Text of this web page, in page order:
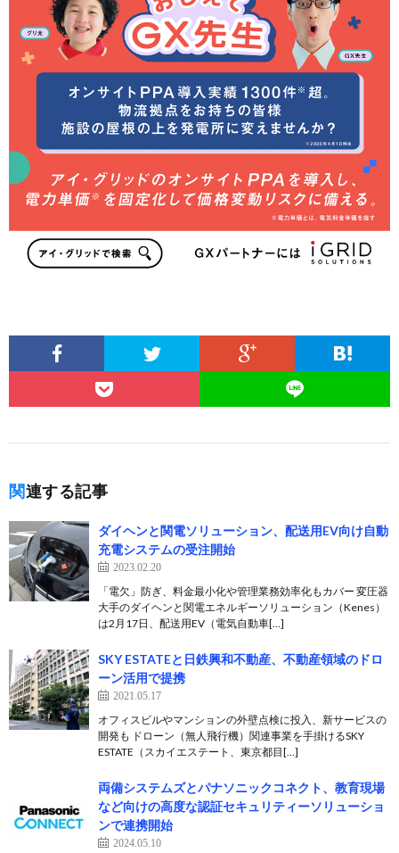
関連する記事
ダイヘンと関電ソリューション、配送用EV向け自動
充電システムの受注開始
2023.02.20
「電欠」防ぎ、料金最小化や管理業務効率化もカバー 変圧器
大手のダイヘンと関電エネルギーソリューション（Kenes）
は2月17日、配送用EV（電気自動車[…]
SKY ESTATEと日鉄興和不動産、不動産領域のドロ
ーン活用で提携
2021.05.17
オフィスビルやマンションの外壁点検に投入、新サービスの
開発も ドローン（無人飛行機）関連事業を手掛けるSKY
ESTATE（スカイエステート、東京都目[…]
両備システムズとパナソニックコネクト、教育現場
など向けの高度な認証セキュリティーソリューショ
ンで連携開始
2024.05.10